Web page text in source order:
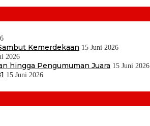
Kemerdekaan 15 Juni 2026
2026
hingga Pengumuman Juara 15 Juni 2026
15 Juni 2026